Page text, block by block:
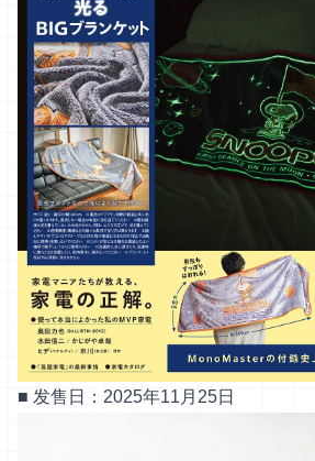
■ 发售日：2025年11月25日